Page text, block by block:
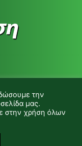
την
μας.
στην χρήση όλων